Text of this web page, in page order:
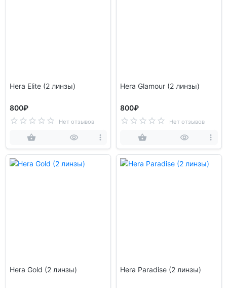
Hera Elite (2 линзы)
800₽
Нет отзывов
Hera Glamour (2 линзы)
800₽
Нет отзывов
Hera Gold (2 линзы) Hera Paradise (2 линзы)